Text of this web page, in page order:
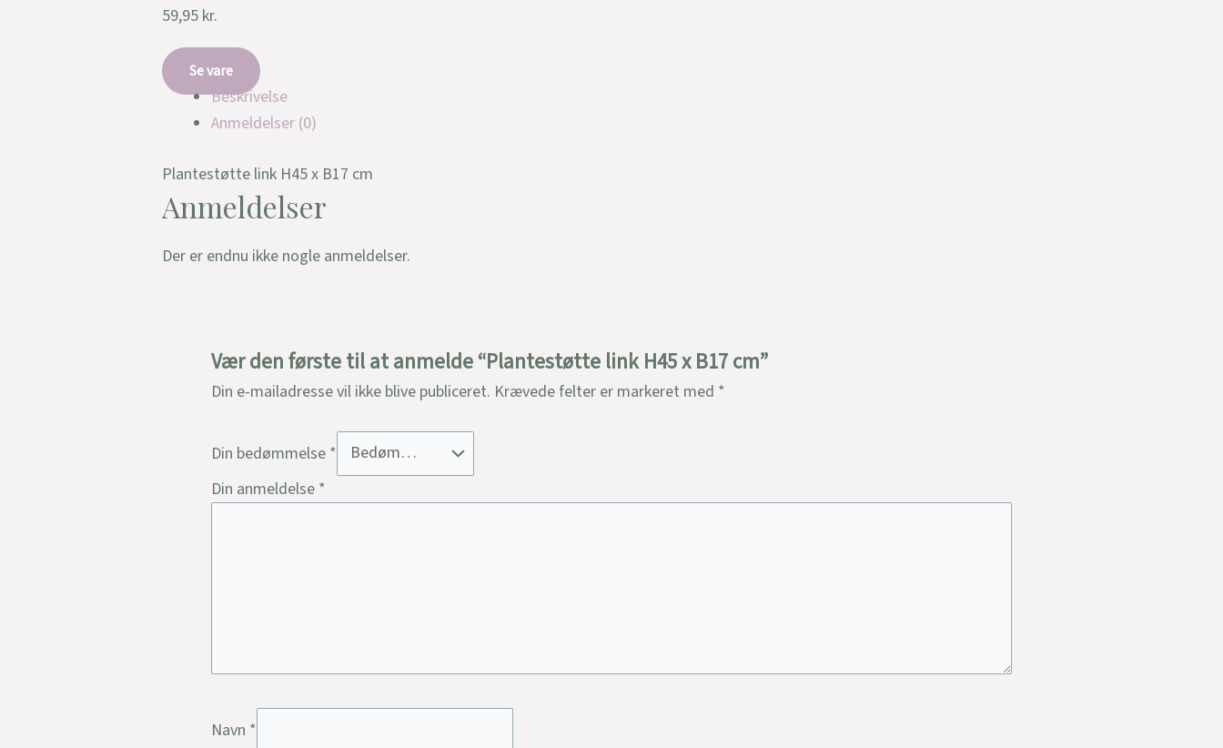
59,95 kr.
Se vare
Beskrivelse
Anmeldelser (0)
Plantestøtte link H45 x B17 cm
Anmeldelser
Der er endnu ikke nogle anmeldelser.
Vær den første til at anmelde “Plantestøtte link H45 x B17 cm”
Din e-mailadresse vil ikke blive publiceret. Krævede felter er markeret med *
Din bedømmelse *
Din anmeldelse *
Navn *